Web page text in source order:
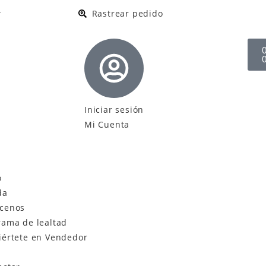
Rastrear pedido
Iniciar sesión
Mi Cuenta
0
de lealtad
en Vendedor